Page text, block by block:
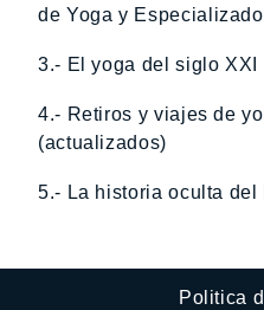
de Yoga y
3.- El yoga del siglo XXI
4.- Retiros y viajes de
(actualizados)
5.- La historia oculta del
Politica